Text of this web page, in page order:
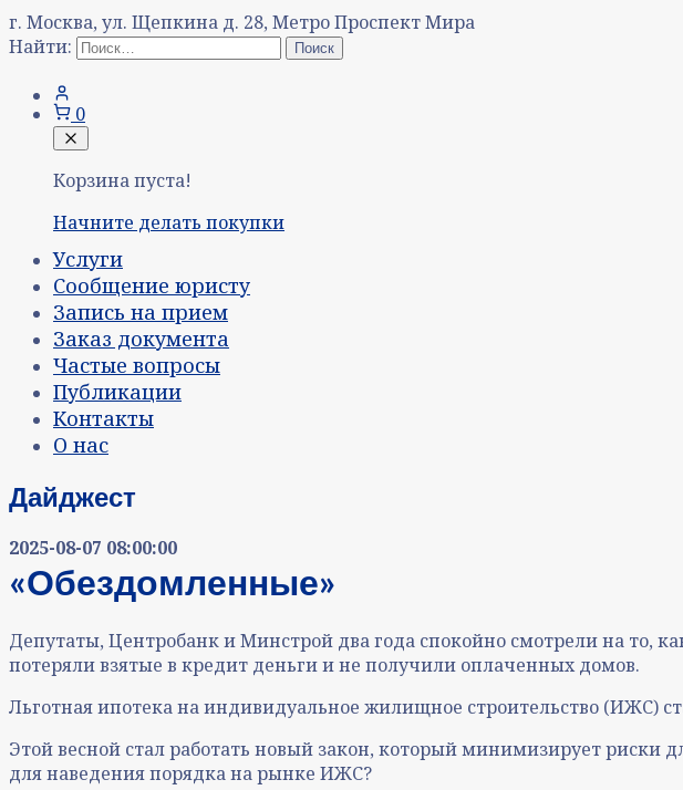
г. Москва, ул. Щепкина д. 28, Метро Проспект Мира
Найти:
0
Корзина пуста!
Начните делать покупки
Услуги
Сообщение юристу
Запись на прием
Заказ документа
Частые вопросы
Публикации
Контакты
О нас
Дайджест
2025-08-07 08:00:00
«Обездомленные»
Депутаты, Центробанк и Минстрой два года спокойно смотрели на то,
потеряли взятые в кредит деньги и не получили оплаченных домов.
Льготная ипотека на индивидуальное жилищное строительство (ИЖС)
Этой весной стал работать новый закон, который минимизирует риски
для наведения порядка на рынке ИЖС?